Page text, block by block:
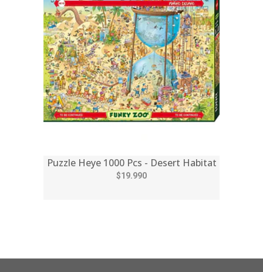
Puzzle Heye 1000 Pcs - Desert Habitat
$19.990